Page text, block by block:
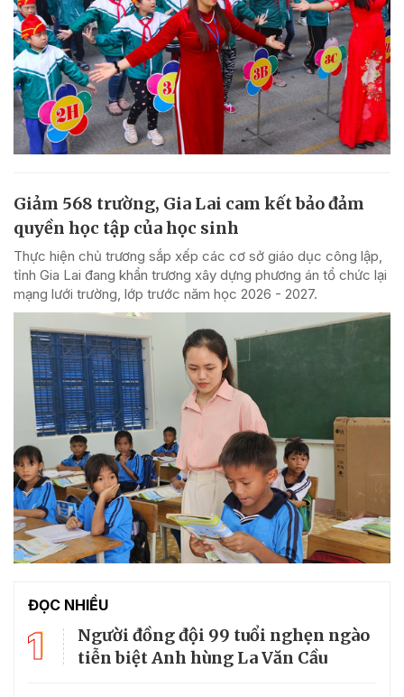
Giảm 568 trường, Gia Lai cam kết bảo đảm
quyền học tập của học sinh
Thực hiện chủ trương sắp xếp các cơ sở giáo dục công lập,
tỉnh Gia Lai đang khẩn trương xây dựng phương án tổ chức lại
mạng lưới trường, lớp trước năm học 2026 - 2027.
ĐỌC NHIỀU
1
Người đồng đội 99 tuổi nghẹn ngào
tiễn biệt Anh hùng La Văn Cầu